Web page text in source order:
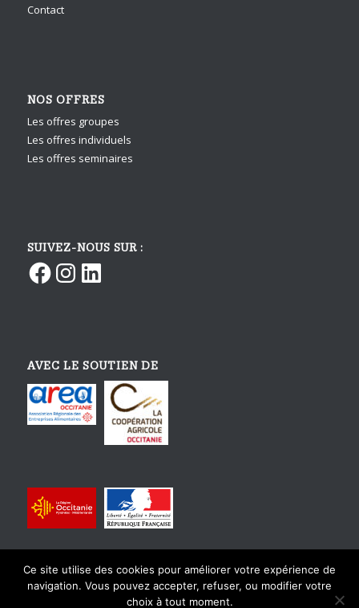
Contact
NOS OFFRES
Les offres groupes
Les offres individuels
Les offres seminaires
SUIVEZ-NOUS SUR :
FacebookInstagram
LinkedIn
AVEC LE SOUTIEN DE
Ce site utilise des cookies pour améliorer votre expérience de
navigation. Vous pouvez accepter, refuser, ou modifier votre
choix à tout moment.